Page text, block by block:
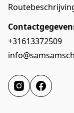
+31613372509